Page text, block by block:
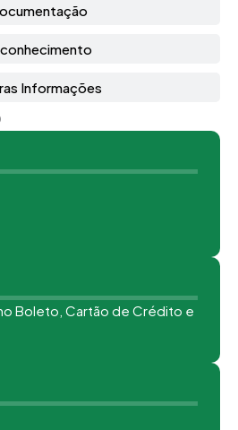
Informações
Boleto, Cartão de Crédito e